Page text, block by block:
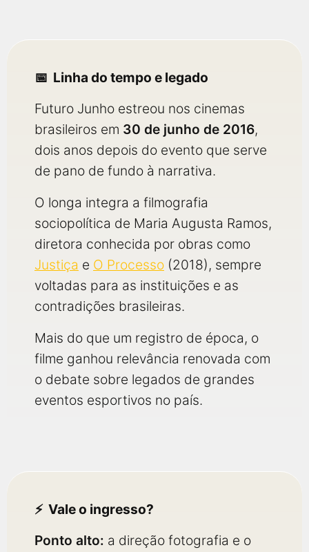
Linha do tempo e legado
Futuro Junho estreou nos cinemas
brasileiros em 30 de junho de 2016,
dois anos depois do evento que serve
de pano de fundo à narrativa.
O longa integra a filmografia
sociopolítica de Maria Augusta Ramos,
diretora conhecida por obras como
Justiça e O Processo (2018), sempre
voltadas para as instituições e as
contradições brasileiras.
Mais do que um registro de época, o
filme ganhou relevância renovada com
o debate sobre legados de grandes
eventos esportivos no país.
Vale o ingresso?
Ponto alto: a direção fotografia e o